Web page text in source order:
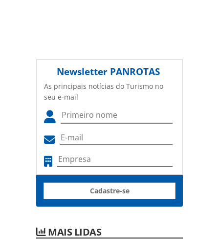
Newsletter PANROTAS
As principais notícias do Turismo no
seu e-mail
Cadastre-se
MAIS LIDAS